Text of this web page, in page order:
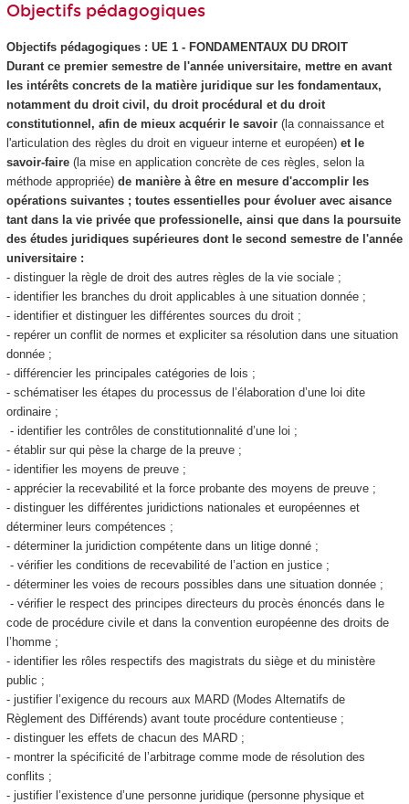
Objectifs pédagogiques
Objectifs pédagogiques : UE 1 - FONDAMENTAUX DU DROIT
Durant ce premier semestre de l'année universitaire, mettre en avant
les intérêts concrets de la matière juridique sur les fondamentaux,
notamment du droit civil, du droit procédural et du droit
constitutionnel, afin de mieux acquérir le savoir(la connaissance et
l'articulation des règles du droit en vigueur interne et européen) et le
savoir-faire(la mise en application concrète de ces règles, selon la
méthode appropriée) de manière à être en mesure d'accomplir les
opérations suivantes ; toutes essentielles pour évoluer avec aisance
tant dans la vie privée que professionelle, ainsi que dans la poursuite
des études juridiques supérieures dont le second semestre de l'année
universitaire :
- distinguer la règle de droit des autres règles de la vie sociale ;
- identifier les branches du droit applicables à une situation donnée ;
- identifier et distinguer les différentes sources du droit ;
- repérer un conflit de normes et expliciter sa résolution dans une situation
donnée ;
- différencier les principales catégories de lois ;
- schématiser les étapes du processus de l’élaboration d’une loi dite
ordinaire ;
- identifier les contrôles de constitutionnalité d’une loi ;
- établir sur qui pèse la charge de la preuve ;
- identifier les moyens de preuve ;
- apprécier la recevabilité et la force probante des moyens de preuve ;
- distinguer les différentes juridictions nationales et européennes et
déterminer leurs compétences ;
- déterminer la juridiction compétente dans un litige donné ;
- vérifier les conditions de recevabilité de l’action en justice ;
- déterminer les voies de recours possibles dans une situation donnée ;
- vérifier le respect des principes directeurs du procès énoncés dans le
code de procédure civile et dans la convention européenne des droits de
l’homme ;
- identifier les rôles respectifs des magistrats du siège et du ministère
public ;
- justifier l’exigence du recours aux MARD (Modes Alternatifs de
Règlement des Différends) avant toute procédure contentieuse ;
- distinguer les effets de chacun des MARD ;
- montrer la spécificité de l’arbitrage comme mode de résolution des
conflits ;
- justifier l’existence d’une personne juridique (personne physique et